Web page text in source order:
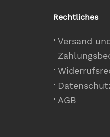
Rechtliches
Versand
AGB